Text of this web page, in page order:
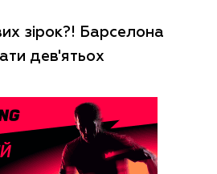
зірок?! Барселона
дев'ятьох